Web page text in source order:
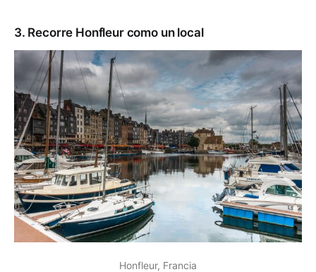
3. Recorre Honfleur como un local
Honfleur, Francia